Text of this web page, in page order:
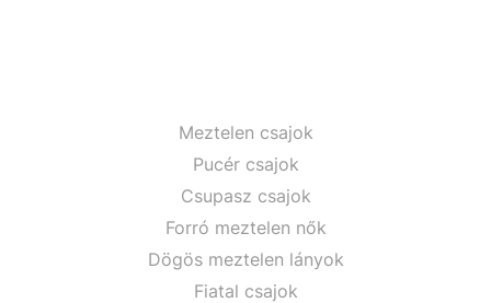
Meztelen csajok
Pucér csajok
Csupasz csajok
Forró meztelen nők
Dögös meztelen lányok
Fiatal csajok